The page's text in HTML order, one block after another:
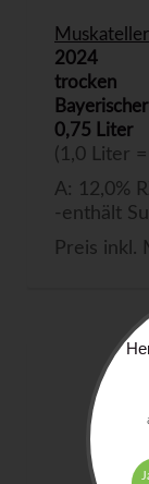
Muskateller
2024
trocken
0,75 Liter
(1,0 Liter
A: 12,0%
-enthält
Preis inkl.